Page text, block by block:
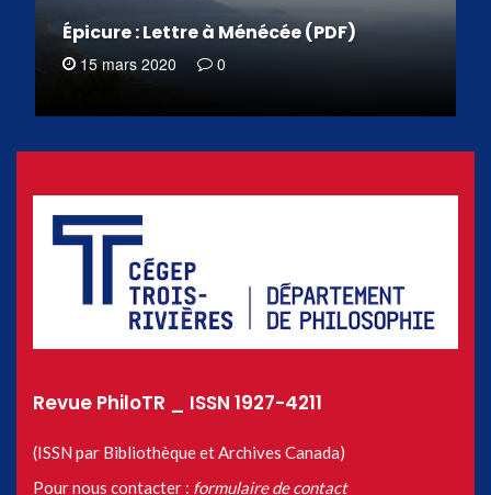
Épicure : Lettre à Ménécée (PDF)
15 mars 2020 0
Revue PhiloTR _ ISSN 1927-4211
(ISSN par Bibliothèque et Archives Canada)
Pour nous contacter : formulaire de contact